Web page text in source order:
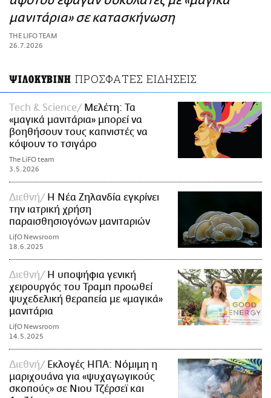
ΑΜΠΑ
PRINT
μανιτάρια» σε κατασκήνωση
THE LIFO TEAM
26.7.2026
ΨΙΛΟΚΥΒΙΝΗ ΠΡΟΣΦΑΤΕΣ ΕΙΔΗΣΕΙΣ
Τech & Science
Μελέτη: Τα
«μαγικά μανιτάρια» μπορεί να
βοηθήσουν τους καπνιστές να
κόψουν το τσιγάρο
The LiFO team
3.5.2026
Διεθνή
Η Νέα Ζηλανδία εγκρίνει
την ιατρική χρήση
παραισθησιογόνων μανιταριών
LifO Newsroom
18.6.2025
Διεθνή
Η υποψήφια γενική
χειρουργός του Τραμπ προωθεί
ψυχεδελική θεραπεία με «μαγικά»
μανιτάρια
LifO Newsroom
14.5.2025
Διεθνή
Εκλογές ΗΠΑ: Νόμιμη η
μαριχουάνα για «ψυχαγωγικούς
σκοπούς» σε Νιου Τζέρσεϊ και